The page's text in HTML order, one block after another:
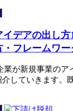
イデアの出し
・フレームワ
業が新規事業のア
していきます。